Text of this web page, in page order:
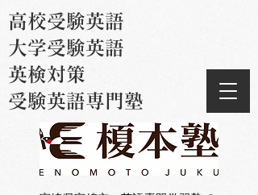
高校受験英語
大学受験英語
英検対策
受験英語専門塾